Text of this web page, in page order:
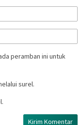
peramban ini untuk
surel.